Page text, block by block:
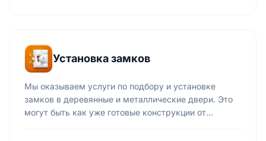
Установка замков
Мы оказываем услуги по подбору и установке
замков в деревянные и металлические двери. Это
могут быть как уже готовые конструкции от